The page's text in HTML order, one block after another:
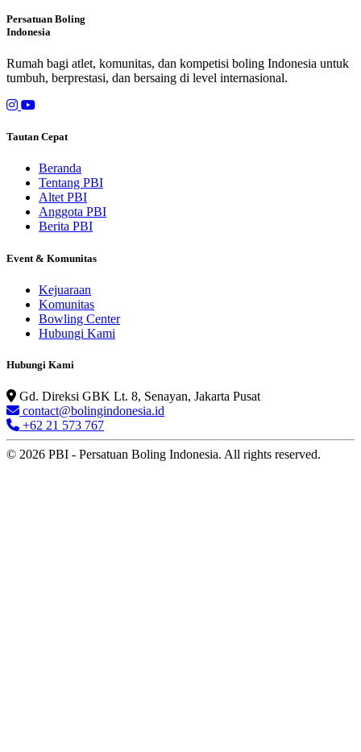
Persatuan Boling
Indonesia
Rumah bagi atlet, komunitas, dan kompetisi boling Indonesia untuk
tumbuh, berprestasi, dan bersaing di level internasional.
Tautan Cepat
Beranda
Tentang PBI
Altet PBI
Anggota PBI
Berita PBI
Event & Komunitas
Kejuaraan
Komunitas
Bowling Center
Hubungi Kami
Hubungi Kami
Gd. Direksi GBK Lt. 8, Senayan, Jakarta Pusat
contact@bolingindonesia.id
+62 21 573 767
© 2026 PBI - Persatuan Boling Indonesia. All rights reserved.